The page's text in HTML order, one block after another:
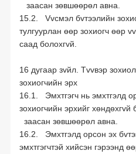
заасан зөвшөөрөл авна.
15.2. Vvсмэл бvтээлийн
тулгуурлан өөр зохиогч өөр
саад болохгvй.
16 дугаар зvйл. Тvvвэр
зохиогчийн эрх
16.1. Эмхтгэгч нь эмхтгэлд
зохиогчийн эрхийг
заасан зөвшөөрөл авна.
16.2. Эмхтгэлд орсон эх
эмхтгэгчтэй хийсэн гэрээнд